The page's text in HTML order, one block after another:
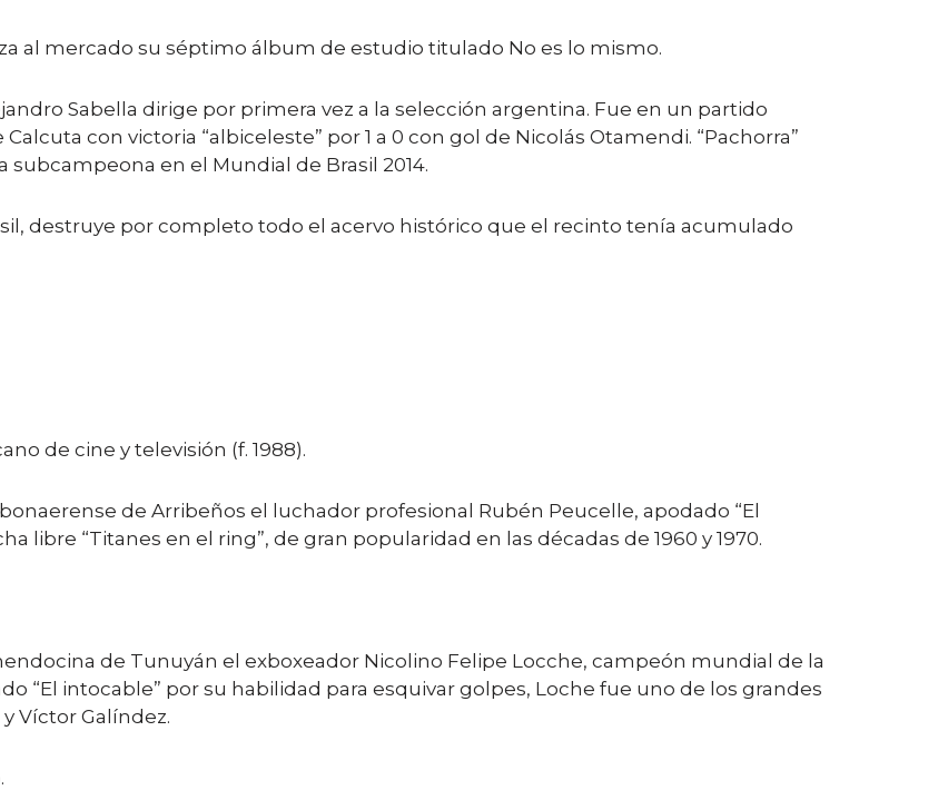
al mercado su séptimo álbum de estudio titulado No es lo mismo.
Sabella dirige por primera vez a la selección argentina. Fue en un partido
con victoria “albiceleste” por 1 a 0 con gol de Nicolás Otamendi. “Pachorra”
en el Mundial de Brasil 2014.
destruye por completo todo el acervo histórico que el recinto tenía acumulado
de cine y televisión (f. 1988).
bonaerense de Arribeños el luchador profesional Rubén Peucelle, apodado “El
libre “Titanes en el ring”, de gran popularidad en las décadas de 1960 y 1970.
de Tunuyán el exboxeador Nicolino Felipe Locche, campeón mundial de la
“El intocable” por su habilidad para esquivar golpes, Loche fue uno de los grandes
Víctor Galíndez.